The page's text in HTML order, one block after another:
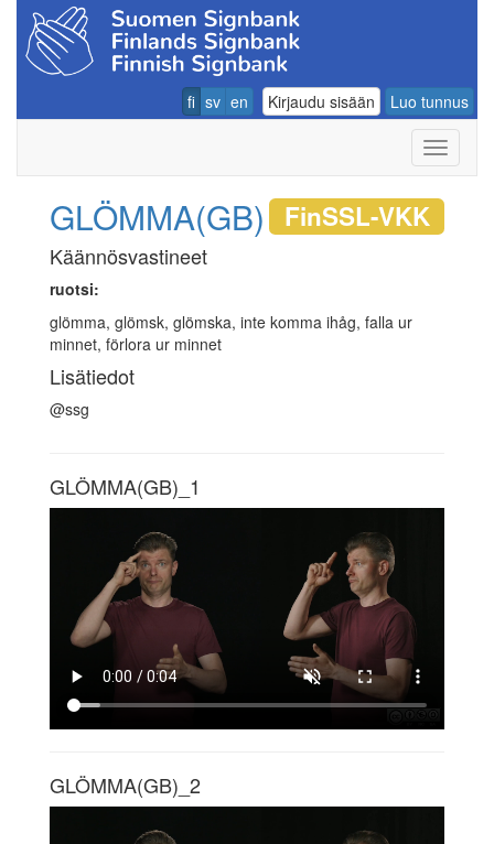
fi sv en Kirjaudu sisään Luo tunnus
GLÖMMA(GB) FinSSL-VKK
Käännösvastineet
ruotsi:
glömma, glömsk, glömska, inte komma ihåg, falla ur
minnet, förlora ur minnet
Lisätiedot
@ssg
GLÖMMA(GB)_1
GLÖMMA(GB)_2